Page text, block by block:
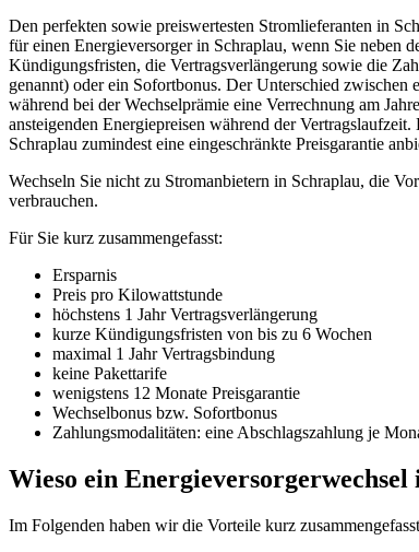
Den perfekten sowie preiswertesten Stromlieferanten in
für einen Energieversorger in Schraplau, wenn Sie neben
Kündigungsfristen, die Vertragsverlängerung sowie die
genannt) oder ein Sofortbonus. Der Unterschied zwischen
während bei der Wechselprämie eine Verrechnung am
ansteigenden Energiepreisen während der
Schraplau zumindest eine eingeschränkte Preisgarantie
Wechseln Sie nicht zu Stromanbietern in Schraplau, die
verbrauchen.
Für Sie kurz zusammengefasst:
Ersparnis
Preis pro Kilowattstunde
höchstens 1 Jahr Vertragsverlängerung
kurze Kündigungsfristen von bis zu 6 Wochen
maximal 1 Jahr Vertragsbindung
keine Pakettarife
wenigstens 12 Monate Preisgarantie
Wechselbonus bzw. Sofortbonus
Zahlungsmodalitäten: eine Abschlagszahlung je
Wieso ein
Im Folgenden haben wir die Vorteile kurz